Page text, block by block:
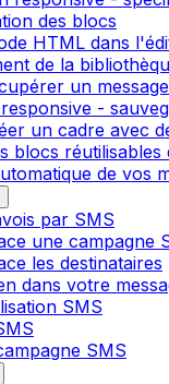
des blocs
HTML dans
de la
un
-
un cadre avec
blocs
de vos
par SMS
une campagne
les destinataires
dans votre
SMS
SMS